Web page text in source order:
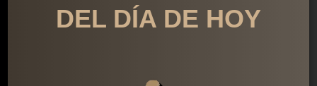
DEL DÍA DE HOY